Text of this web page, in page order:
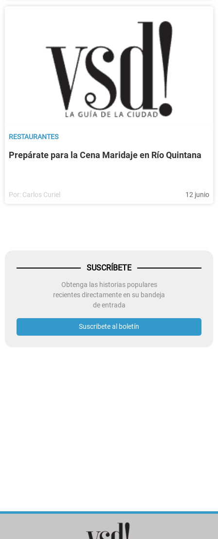
RESTAURANTES
Prepárate para la Cena Maridaje en Río Quintana
Por: Carlos Curiel 12 junio
SUSCRÍBETE
Obtenga las historias populares
recientes directamente en su bandeja
de entrada
Suscribete al boletín